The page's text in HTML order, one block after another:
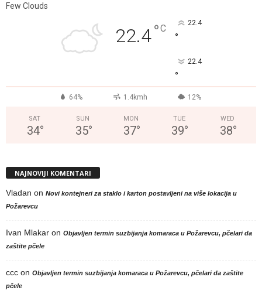
Few Clouds
22.4°C 22.4
°
22.4
°
64% 1.4kmh 12%
SAT
34°
SUN
35°
MON
37°
TUE
39°
WED
38°
NAJNOVIJI KOMENTARI
Vladan on Novi kontejneri za staklo i karton postavljeni na više lokacija u
Požarevcu
Ivan Mlakar on Objavljen termin suzbijanja komaraca u Požarevcu, pčelari da
zaštite pčele
ccc on Objavljen termin suzbijanja komaraca u Požarevcu, pčelari da zaštite
pčele